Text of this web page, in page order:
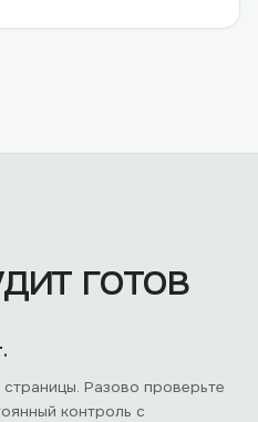
готов
Разово проверьте
контроль с